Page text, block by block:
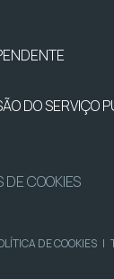
DO SERVIÇO
DE COOKIES
DE COOKIES |